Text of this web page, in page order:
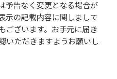
予告なく変更となる場合が
示の記載内容に関しまして
ございます。お手元に届き
いただきますようお願いし